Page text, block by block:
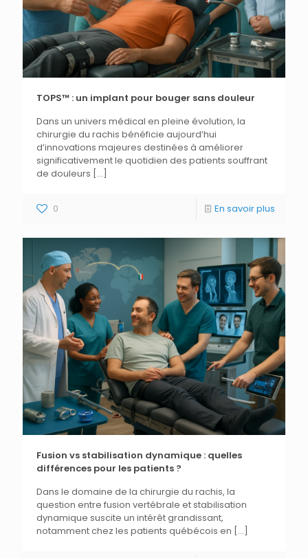
TOPS™ : un implant pour bouger sans douleur
Dans un univers médical en pleine évolution, la
chirurgie du rachis bénéficie aujourd’hui
d’innovations majeures destinées à améliorer
significativement le quotidien des patients souffrant
de douleurs […]
0 En savoir plus
Fusion vs stabilisation dynamique : quelles
différences pour les patients ?
Dans le domaine de la chirurgie du rachis, la
question entre fusion vertébrale et stabilisation
dynamique suscite un intérêt grandissant,
notamment chez les patients québécois en […]